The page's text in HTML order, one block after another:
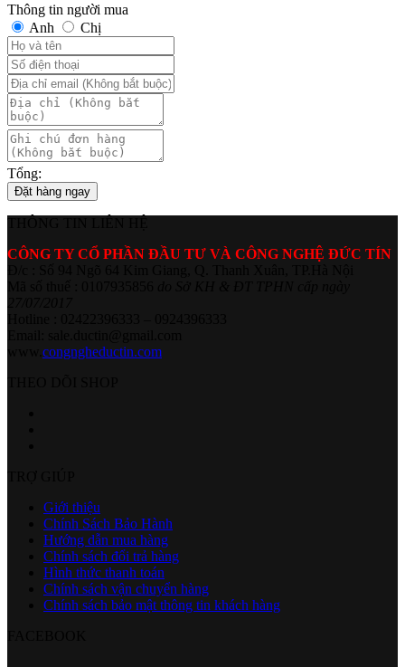
Thông tin người mua
Anh
Chị
Tổng:
Đặt hàng ngay
CÔNG TY CỔ PHẦN ĐẦU TƯ VÀ CÔNG NGHỆ ĐỨC TÍN
congngheductin.com
Giới thiệu
Chính Sách Bảo Hành
Hướng dẫn mua hàng
Chính sách đổi trả hàng
Hình thức thanh toán
Chính sách vận chuyển hàng
Chính sách bảo mật thông tin khách hàng